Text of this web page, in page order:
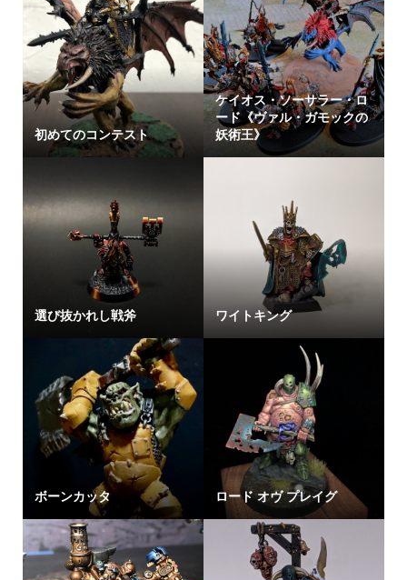
初めてのコンテスト
ケイオス・ソーサラー・ロ
ード《ヴァル・ガモックの
妖術王》
選び抜かれし戦斧 ワイトキング
ボーンカッタ ロード オヴ プレイグ